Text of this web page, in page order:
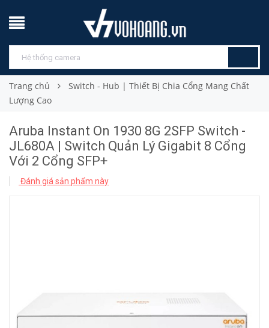
Trang chủ
Switch - Hub | Thiết Bị Chia Cổng Mang Chất
Lượng Cao
Aruba Instant On 1930 8G 2SFP Switch -
JL680A | Switch Quản Lý Gigabit 8 Cổng
Với 2 Cổng SFP+
Đánh giá sản phẩm này